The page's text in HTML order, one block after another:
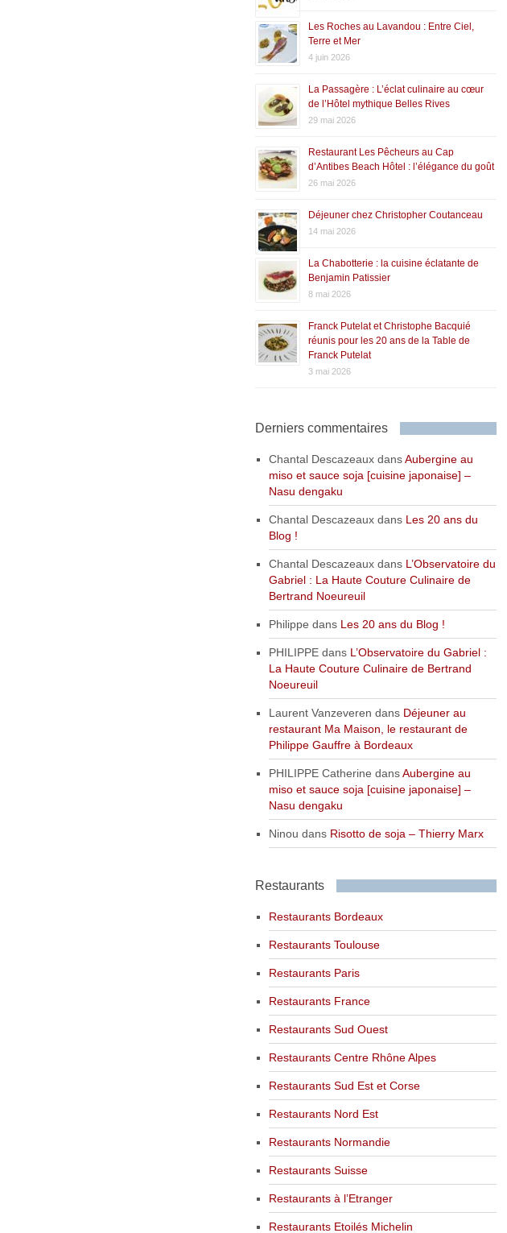
Les Roches au Lavandou : Entre Ciel,
Terre et Mer
4 juin 2026
La Passagère : L’éclat culinaire au cœur
de l’Hôtel mythique Belles Rives
29 mai 2026
Restaurant Les Pêcheurs au Cap
d’Antibes Beach Hôtel : l’élégance du goût
26 mai 2026
Déjeuner chez Christopher Coutanceau
14 mai 2026
La Chabotterie : la cuisine éclatante de
Benjamin Patissier
8 mai 2026
Franck Putelat et Christophe Bacquié
réunis pour les 20 ans de la Table de
Franck Putelat
3 mai 2026
Derniers commentaires
Chantal DescazeauxdansAubergine au
miso et sauce soja [cuisine japonaise] –
Nasu dengaku
Chantal Descazeauxdans Les 20 ans du
Blog !
Chantal Descazeauxdans L’Observatoire du
Gabriel : La Haute Couture Culinaire de
Bertrand Noeureuil
Philippe dans Les 20 ans du Blog !
PHILIPPEdans L’Observatoire du Gabriel :
La Haute Couture Culinaire de Bertrand
Noeureuil
Laurent Vanzeveren dans Déjeuner au
restaurant Ma Maison, le restaurant de
Philippe Gauffre à Bordeaux
PHILIPPE Catherine dansAubergine au
miso et sauce soja [cuisine japonaise] –
Nasu dengaku
Ninou dans Risotto de soja – Thierry Marx
Restaurants
Restaurants Bordeaux
Restaurants Toulouse
Restaurants Paris
Restaurants France
Restaurants Sud Ouest
Restaurants Centre Rhône Alpes
Restaurants Sud Est et Corse
Restaurants Nord Est
Restaurants Normandie
Restaurants Suisse
Restaurants à l’Etranger
Restaurants Etoilés Michelin